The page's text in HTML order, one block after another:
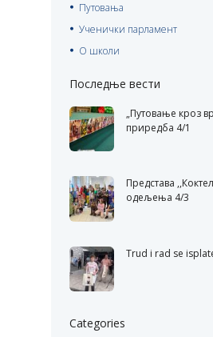
Путовања
Ученички парламент
О школи
Последње вести
„Путовање кроз
приредба 4/1
Представа ,,Коктел
одељења 4/3
Trud i rad se
Categories